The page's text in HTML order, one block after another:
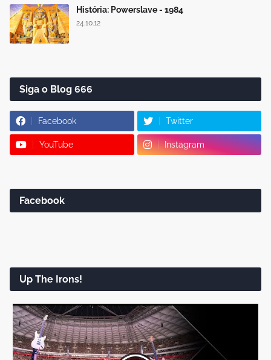
História: Powerslave - 1984
24.10.12
Siga o Blog 666
Facebook Twitter
YouTube Instagram
Facebook
Up The Irons!